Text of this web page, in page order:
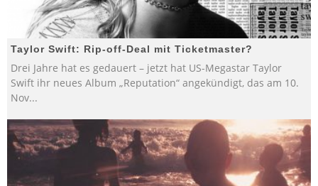
Taylor Swift: Rip-off-Deal mit Ticketmaster?
Drei Jahre hat es gedauert – jetzt hat US-Megastar Taylor
Swift ihr neues Album „Reputation“ angekündigt, das am 10.
Nov...